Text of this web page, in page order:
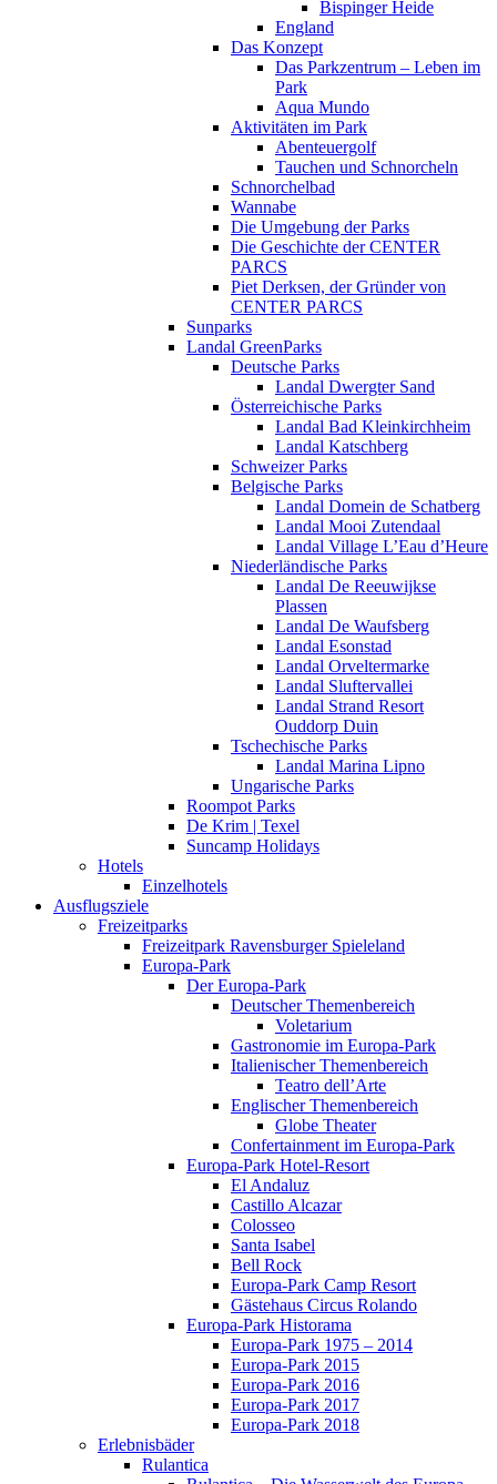
Bispinger Heide
England
Das Konzept
Das Parkzentrum – Leben im
Park
Aqua Mundo
Aktivitäten im Park
Abenteuergolf
Tauchen und Schnorcheln
Schnorchelbad
Wannabe
Die Umgebung der Parks
Die Geschichte der CENTER
PARCS
Piet Derksen, der Gründer von
CENTER PARCS
Sunparks
Landal GreenParks
Deutsche Parks
Landal Dwergter Sand
Österreichische Parks
Landal Bad Kleinkirchheim
Landal Katschberg
Schweizer Parks
Belgische Parks
Landal Domein de Schatberg
Landal Mooi Zutendaal
Landal Village L’Eau d’Heure
Niederländische Parks
Landal De Reeuwijkse
Plassen
Landal De Waufsberg
Landal Esonstad
Landal Orveltermarke
Landal Sluftervallei
Landal Strand Resort
Ouddorp Duin
Tschechische Parks
Landal Marina Lipno
Ungarische Parks
Roompot Parks
De Krim | Texel
Suncamp Holidays
Hotels
Einzelhotels
Ausflugsziele
Freizeitparks
Freizeitpark Ravensburger Spieleland
Europa-Park
Der Europa-Park
Deutscher Themenbereich
Voletarium
Gastronomie im Europa-Park
Italienischer Themenbereich
Teatro dell’Arte
Englischer Themenbereich
Globe Theater
Confertainment im Europa-Park
Europa-Park Hotel-Resort
El Andaluz
Castillo Alcazar
Colosseo
Santa Isabel
Bell Rock
Europa-Park Camp Resort
Gästehaus Circus Rolando
Europa-Park Historama
Europa-Park 1975 – 2014
Europa-Park 2015
Europa-Park 2016
Europa-Park 2017
Europa-Park 2018
Erlebnisbäder
Rulantica